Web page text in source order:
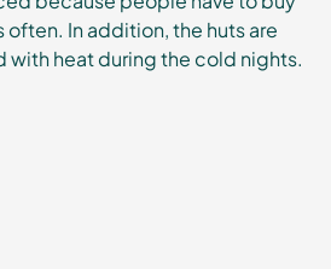
In addition, the huts are
with heat during the cold nights.